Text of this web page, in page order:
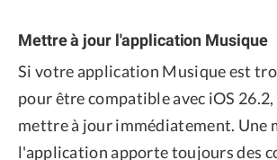
Mettre à jour l'application Musique
Si votre application Musique est
pour être compatible avec iOS 26.2,
mettre à jour immédiatement. Une
l'application apporte toujours des